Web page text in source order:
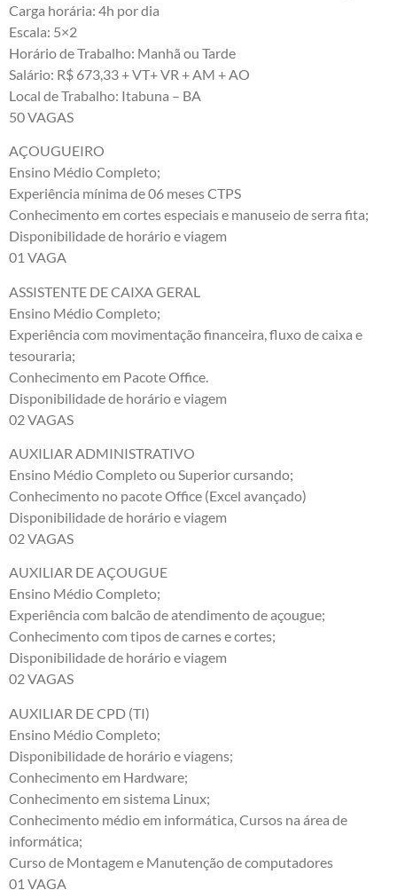
Carga horária: 4h por dia
Escala: 5×2
Horário de Trabalho: Manhã ou Tarde
Salário: R$ 673,33 + VT+ VR + AM + AO
Local de Trabalho: Itabuna – BA
50 VAGAS
AÇOUGUEIRO
Ensino Médio Completo;
Experiência mínima de 06 meses CTPS
Conhecimento em cortes especiais e manuseio de serra fita;
Disponibilidade de horário e viagem
01 VAGA
ASSISTENTE DE CAIXA GERAL
Ensino Médio Completo;
Experiência com movimentação financeira, fluxo de caixa e
tesouraria;
Conhecimento em Pacote Office.
Disponibilidade de horário e viagem
02 VAGAS
AUXILIAR ADMINISTRATIVO
Ensino Médio Completo ou Superior cursando;
Conhecimento no pacote Office (Excel avançado)
Disponibilidade de horário e viagem
02 VAGAS
AUXILIAR DE AÇOUGUE
Ensino Médio Completo;
Experiência com balcão de atendimento de açougue;
Conhecimento com tipos de carnes e cortes;
Disponibilidade de horário e viagem
02 VAGAS
AUXILIAR DE CPD (TI)
Ensino Médio Completo;
Disponibilidade de horário e viagens;
Conhecimento em Hardware;
Conhecimento em sistema Linux;
Conhecimento médio em informática, Cursos na área de
informática;
Curso de Montagem e Manutenção de computadores
01 VAGA